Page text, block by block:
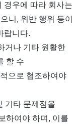
경우에 따라 회사는
니 , 위반 행위 등이
랍니다.
거나 기타 원활한
할 수
으로 협조하여야
기타 문제점을
하여야 하며 , 이를